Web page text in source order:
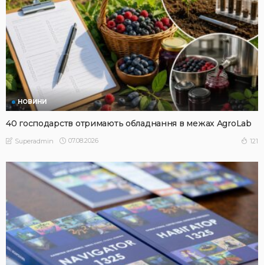
НОВИНИ
40 господарств отримають обладнання в межах AgroLab
Superadmin 07.08.2026 121